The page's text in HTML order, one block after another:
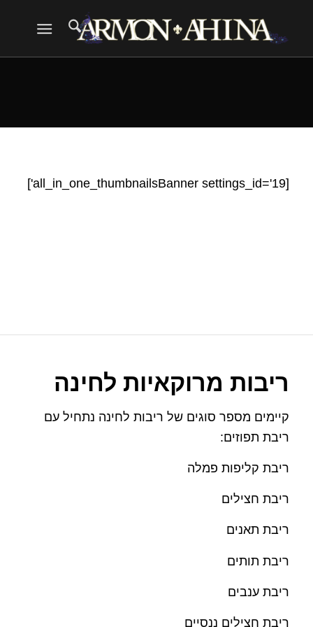
[all_in_one_thumbnailsBanner settings_id='19']
ריבות מרוקאיות לחינה
קיימים מספר סוגים של ריבות לחינה נתחיל עם
ריבת תפוזים:
ריבת קליפות פמלה
ריבת חצילים
ריבת תאנים
ריבת תותים
ריבת ענבים
ריבת חצילים ננסיים